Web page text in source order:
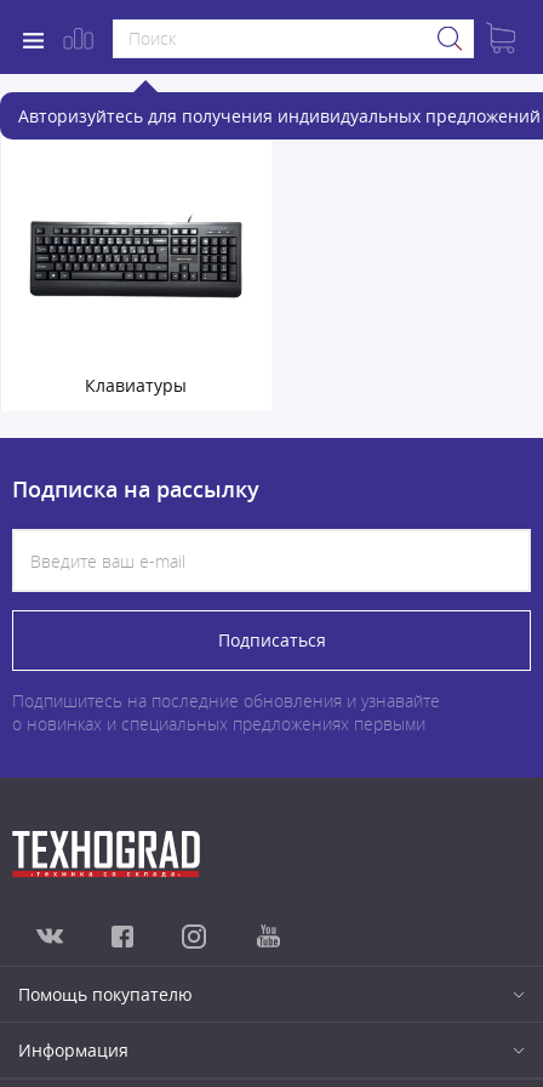
Авторизуйтесь для получения индивидуальных предложений
Периферийные устройства
Клавиатуры
Подписка на рассылку
Подписаться
Подпишитесь на последние обновления и узнавайте
о новинках и специальных предложениях первыми
Помощь покупателю
Информация